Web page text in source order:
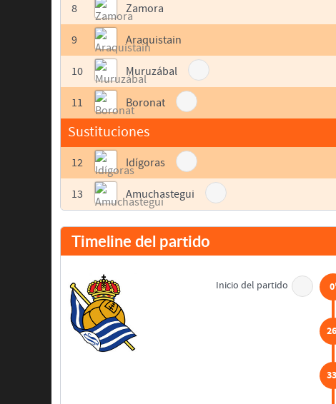
8 Zamora
9 Araquistain
10 Muruzábal
11 Boronat
Sustituciones
12 Idígoras
13 Amuchastegui
Timeline del partido
Inicio del partido